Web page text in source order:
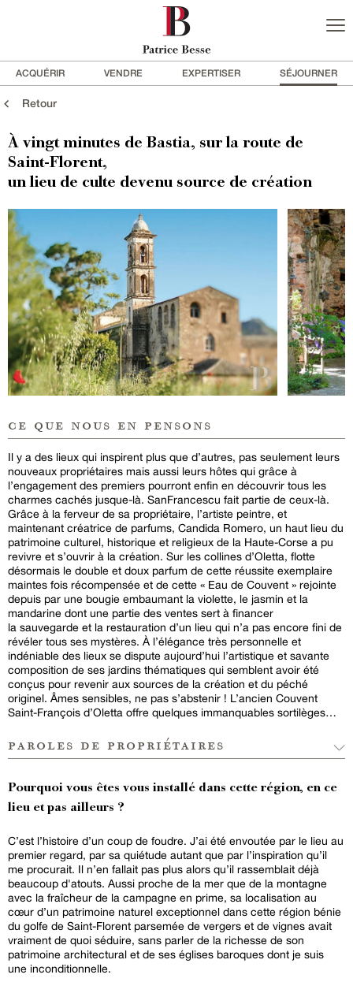
ACQUÉRIR VENDRE EXPERTISER SÉJOURNER
Retour
À vingt minutes de Bastia, sur la route de
Saint-Florent,
un lieu de culte devenu source de création
ce que nous en pensons
Il y a des lieux qui inspirent plus que d’autres, pas seulement leurs
nouveaux propriétaires mais aussi leurs hôtes qui grâce à
l’engagement des premiers pourront enfin en découvrir tous les
charmes cachés jusque-là. SanFrancescu fait partie de ceux-là.
Grâce à la ferveur de sa propriétaire, l’artiste peintre, et
maintenant créatrice de parfums, Candida Romero, un haut lieu du
patrimoine culturel, historique et religieux de la Haute-Corse a pu
revivre et s’ouvrir à la création. Sur les collines d’Oletta, flotte
désormais le double et doux parfum de cette réussite exemplaire
maintes fois récompensée et de cette « Eau de Couvent » rejointe
depuis par une bougie embaumant la violette, le jasmin et la
mandarine dont une partie des ventes sert à financer
la sauvegarde et la restauration d’un lieu qui n’a pas encore fini de
révéler tous ses mystères. À l’élégance très personnelle et
indéniable des lieux se dispute aujourd’hui l’artistique et savante
composition de ses jardins thématiques qui semblent avoir été
conçus pour revenir aux sources de la création et du péché
originel. Âmes sensibles, ne pas s’abstenir ! L’ancien Couvent
Saint-François d’Oletta offre quelques immanquables sortilèges…
paroles de propriétaires
Pourquoi vous êtes vous installé dans cette région, en ce
lieu et pas ailleurs ?
C’est l’histoire d’un coup de foudre. J’ai été envoutée par le lieu au
premier regard, par sa quiétude autant que par l’inspiration qu’il
me procurait. Il n’en fallait pas plus alors qu’il rassemblait déjà
beaucoup d'atouts. Aussi proche de la mer que de la montagne
avec la fraîcheur de la campagne en prime, sa localisation au
cœur d’un patrimoine naturel exceptionnel dans cette région bénie
du golfe de Saint-Florent parsemée de vergers et de vignes avait
vraiment de quoi séduire, sans parler de la richesse de son
patrimoine architectural et de ses églises baroques dont je suis
une inconditionnelle.